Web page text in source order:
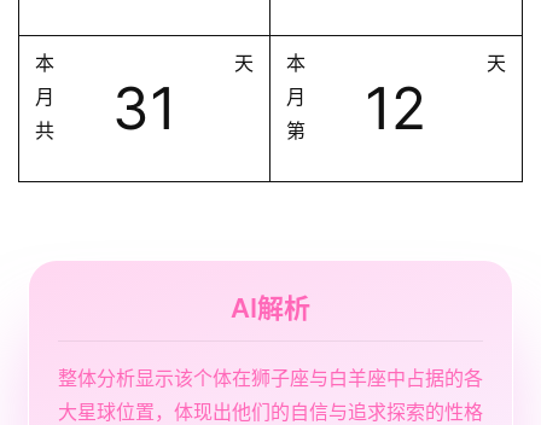
本
月
共
31
天
本
月
第
12
天
AI解析
整体分析显示该个体在狮子座与白羊座中占据的各
大星球位置，体现出他们的自信与追求探索的性格